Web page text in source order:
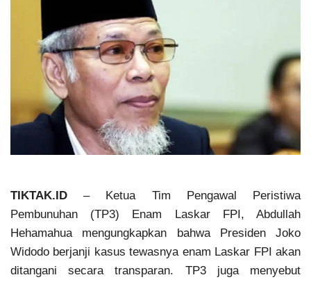
TIKTAK.ID – Ketua Tim Pengawal Peristiwa
Pembunuhan (TP3) Enam Laskar FPI, Abdullah
Hehamahua mengungkapkan bahwa Presiden Joko
Widodo berjanji kasus tewasnya enam Laskar FPI akan
ditangani secara transparan. TP3 juga menyebut